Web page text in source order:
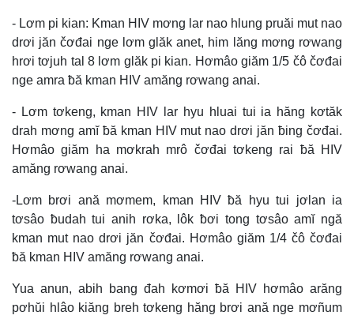
- Lơm pi kian: Kman HIV mơng lar nao hlung pruăi mut nao
drơi jăn čơđai nge lơm glăk anet, him lăng mơng rơwang
hrơi tơjuh tal 8 lơm glăk pi kian. Hơmâo giăm 1/5 čô čơđai
nge amra ƀă kman HIV amăng rơwang anai.
- Lơm tơkeng, kman HIV lar hyu hluai tui ia hăng kơtăk
drah mơng amĭ ƀă kman HIV mut nao drơi jăn ƀing čơđai.
Hơmâo giăm ha mơkrah mrô čơđai tơkeng rai ƀă HIV
amăng rơwang anai.
-Lơm brơi ană mơmem, kman HIV ƀă hyu tui jơlan ia
tơsâo ƀudah tui anih rơka, lôk ƀơi tong tơsâo amĭ ngă
kman mut nao drơi jăn čơđai. Hơmâo giăm 1/4 čô čơđai
ƀă kman HIV amăng rơwang anai.
Yua anun, abih bang đah kơmơi ƀă HIV hơmâo arăng
pơhŭi hlâo kiăng breh tơkeng hăng brơi ană nge mơñum